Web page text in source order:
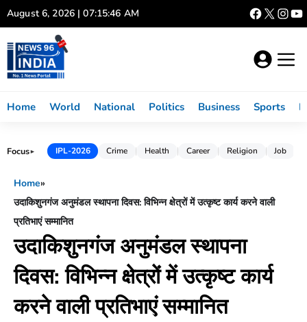
Skip
to
content
August 6, 2026 | 07:15:47 AM
Home World National Politics Business Sports
Focus► IPL-2026 Crime Health Career Religion Job
Home»
उदाकिशुनगंज अनुमंडल स्थापना दिवस: विभिन्न क्षेत्रों में उत्कृष्ट कार्य करने वाली
प्रतिभाएं सम्मानित
उदाकिशुनगंज अनुमंडल स्थापना
दिवस: विभिन्न क्षेत्रों में उत्कृष्ट कार्य
करने वाली प्रतिभाएं सम्मानित